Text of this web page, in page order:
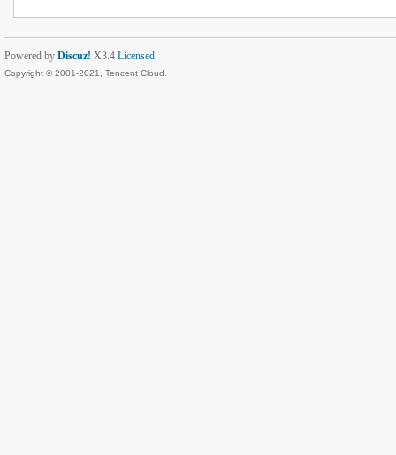
Powered by Discuz! X3.4 Licensed
Copyright © 2001-2021, Tencent Cloud.